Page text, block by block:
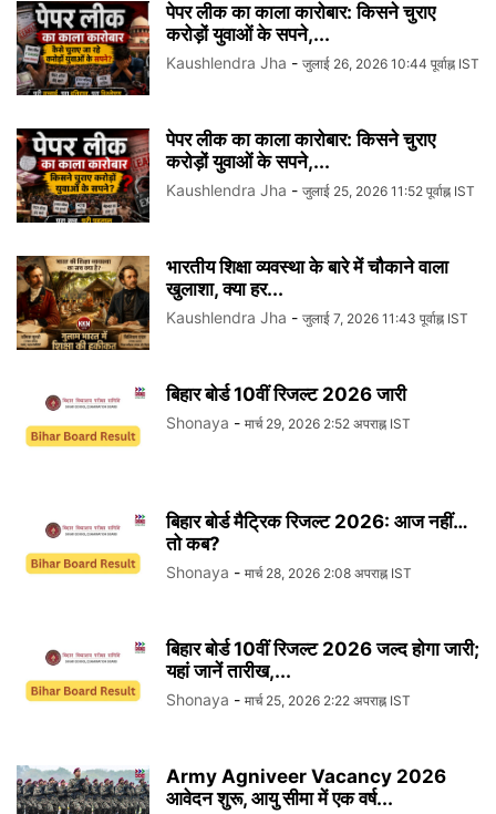
पेपर लीक का काला कारोबार: किसने चुराए
करोड़ों युवाओं के सपने,...
Kaushlendra Jha - जुलाई 26, 2026 10:44 पूर्वाह्न IST
पेपर लीक का काला कारोबार: किसने चुराए
करोड़ों युवाओं के सपने,...
Kaushlendra Jha - जुलाई 25, 2026 11:52 पूर्वाह्न IST
भारतीय शिक्षा व्यवस्था के बारे में चौकाने वाला
खुलाशा, क्या हर...
Kaushlendra Jha - जुलाई 7, 2026 11:43 पूर्वाह्न IST
बिहार बोर्ड 10वीं रिजल्ट 2026 जारी
Shonaya - मार्च 29, 2026 2:52 अपराह्न IST
बिहार बोर्ड मैट्रिक रिजल्ट 2026: आज नहीं…
तो कब?
Shonaya - मार्च 28, 2026 2:08 अपराह्न IST
बिहार बोर्ड 10वीं रिजल्ट 2026 जल्द होगा जारी;
यहां जानें तारीख,...
Shonaya - मार्च 25, 2026 2:22 अपराह्न IST
Army Agniveer Vacancy 2026
आवेदन शुरू, आयु सीमा में एक वर्ष...